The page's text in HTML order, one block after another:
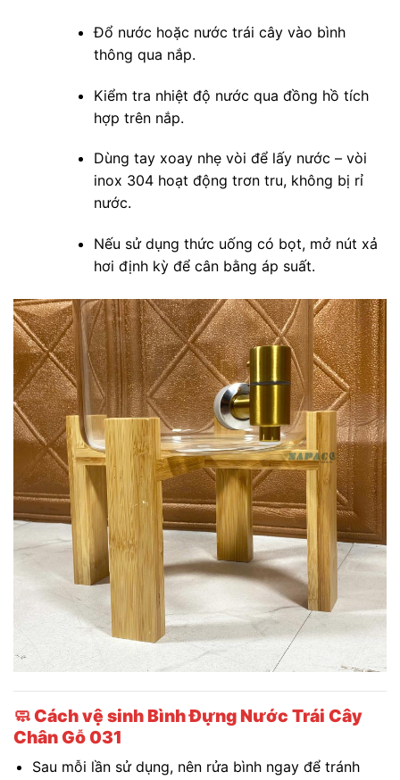
Đổ nước hoặc nước trái cây vào bình
thông qua nắp.
Kiểm tra nhiệt độ nước qua đồng hồ tích
hợp trên nắp.
Dùng tay xoay nhẹ vòi để lấy nước – vòi
inox 304 hoạt động trơn tru, không bị rỉ
nước.
Nếu sử dụng thức uống có bọt, mở nút xả
hơi định kỳ để cân bằng áp suất.
🧼Cách vệ sinh Bình Đựng Nước Trái Cây
Chân Gỗ 031
Sau mỗi lần sử dụng, nên rửa bình ngay để tránh